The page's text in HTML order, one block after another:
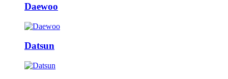
Daewoo
Datsun